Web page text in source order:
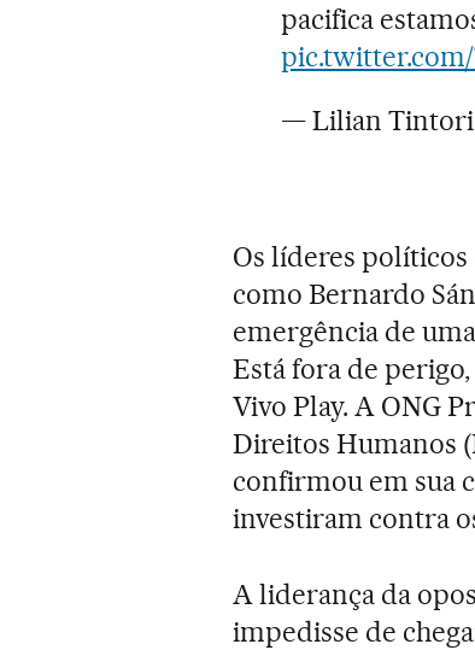
pacifica
— Lilian
Os líderes políticos
como Bernardo
emergência de
Está fora de
Vivo Play. A ONG
Direitos Humanos
confirmou em sua
investiram contra
A liderança da
impedisse de